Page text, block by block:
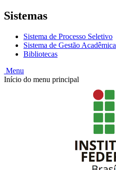
Sistemas
Sistema de Processo Seletivo
Sistema de Gestão Acadêmica
Bibliotecas
Menu
Início do menu principal